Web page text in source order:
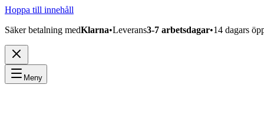
Hoppa till innehåll
Säker betalning medKlarna•Leverans3-7 arbetsdagar•14 dagars
Meny